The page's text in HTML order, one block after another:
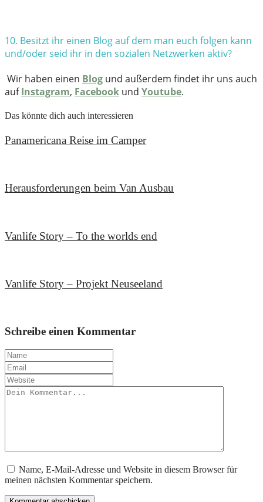
10. Besitzt ihr einen Blog auf dem man euch folgen kann
und/oder seid ihr in den sozialen Netzwerken aktiv?
Wir haben einen Blog und außerdem findet ihr uns auch
aufInstagram, Facebook und Youtube.
Das könnte dich auch interessieren
Panamericana Reise im Camper
Herausforderungen beim Van Ausbau
Vanlife Story – To the worlds end
Vanlife Story – Projekt Neuseeland
Schreibe einen Kommentar
Name, E-Mail-Adresse und Website in diesem Browser für
meinen nächsten Kommentar speichern.